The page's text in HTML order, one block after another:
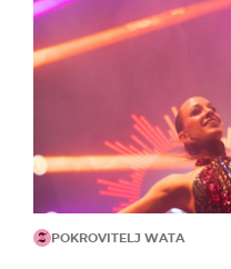
POKROVITELJ WATA